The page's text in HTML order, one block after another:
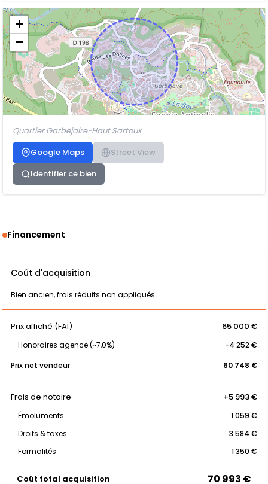
+
−
Quartier Garbejaire-Haut Sartoux
Google Maps
Street View
Identifier ce bien
Financement
Coût d'acquisition
Bien ancien, frais réduits non appliqués
Prix affiché (FAI) 65 000 €
Honoraires agence (~7,0%)
-4 252 €
Prix net vendeur
60 748 €
Frais de notaire +5 993 €
Émoluments
1 059 €
Droits & taxes
3 584 €
Formalités
1 350 €
Coût total acquisition 70 993 €